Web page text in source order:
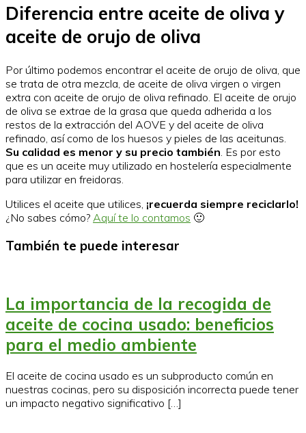
Diferencia entre aceite de oliva y
aceite de orujo de oliva
Por último podemos encontrar el aceite de orujo de oliva, que
se trata de otra mezcla, de aceite de oliva virgen o virgen
extra con aceite de orujo de oliva refinado. El aceite de orujo
de oliva se extrae de la grasa que queda adherida a los
restos de la extracción del AOVE y del aceite de oliva
refinado, así como de los huesos y pieles de las aceitunas.
Su calidad es menor y su precio también. Es por esto
que es un aceite muy utilizado en hostelería especialmente
para utilizar en freidoras.
Utilices el aceite que utilices, ¡recuerda siempre reciclarlo!
¿No sabes cómo? Aquí te lo contamos 🙂
También te puede interesar
La importancia de la recogida de
aceite de cocina usado: beneficios
para el medio ambiente
El aceite de cocina usado es un subproducto común en
nuestras cocinas, pero su disposición incorrecta puede tener
un impacto negativo significativo […]